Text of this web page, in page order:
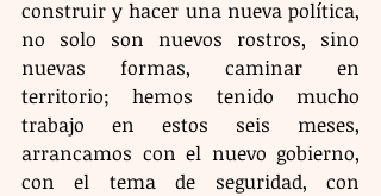
construir y hacer una nueva política,
no solo son nuevos rostros, sino
nuevas formas, caminar en
territorio; hemos tenido mucho
trabajo en estos seis meses,
arrancamos con el nuevo gobierno,
con el tema de seguridad, con